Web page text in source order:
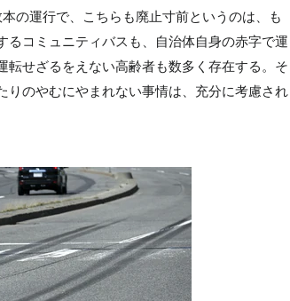
の運行で、こちらも廃止寸前というのは、も
コミュニティバスも、自治体自身の赤字で運
せざるをえない高齢者も数多く存在する。そ
りのやむにやまれない事情は、充分に考慮され